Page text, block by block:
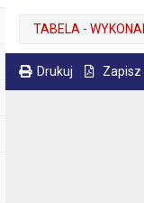
TABELA -
Drukuj Zapisz